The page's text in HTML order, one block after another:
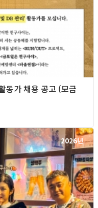
동가 채용 공고 (모금
2026년